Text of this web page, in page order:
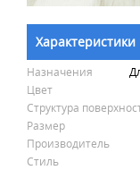
Характеристики
Назначения
Цвет
Структура
Размер
Производитель
Стиль